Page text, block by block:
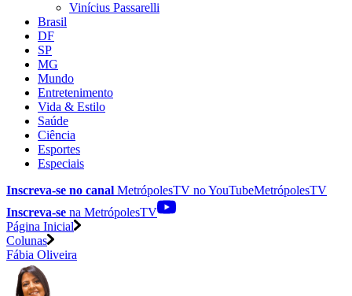
Vinícius Passarelli
Brasil
DF
SP
MG
Mundo
Entretenimento
Vida & Estilo
Saúde
Ciência
Esportes
Especiais
Inscreva-se no canal MetrópolesTV noYouTubeMetrópolesTV
Inscreva-se na MetrópolesTV
Página Inicial
Colunas
Fábia Oliveira